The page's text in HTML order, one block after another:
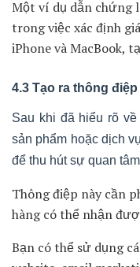
Bằng cách hiểu rõ
thông điệp và giải
của họ.
Một ví dụ cụ thể là
cứu về khách hàng
hợp với nhu cầu của
4.2 Xác định giá trị